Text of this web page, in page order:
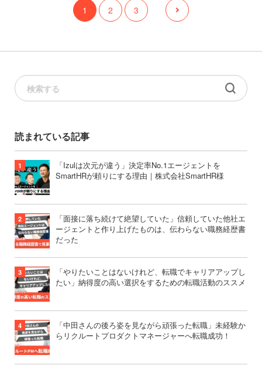
1 2 3
読まれている記事
「Izulは次元が違う」決定率No.1エージェントを
SmartHRが頼りにする理由｜株式会社SmartHR様
「面接に落ち続けて絶望していた」信頼していた他社エ
ージェントと作り上げたものは、伝わらない職務経歴書
だった
「やりたいことはないけれど、転職でキャリアアップし
たい」納得度の高い選択をするための転職活動のススメ
「中田さんの後ろ姿を見ながら頑張った転職」未経験か
らリクルートプロダクトマネージャーへ転職成功！